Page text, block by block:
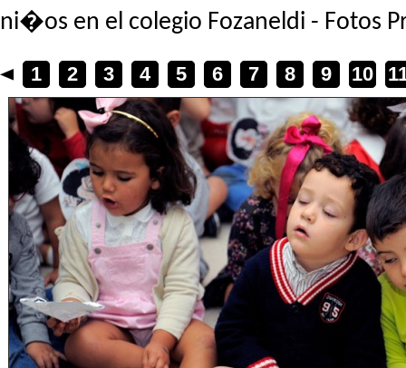
ni�os en el colegio Fozaneldi - Fotos
1 2 3 4 5 6 7 8 9 10